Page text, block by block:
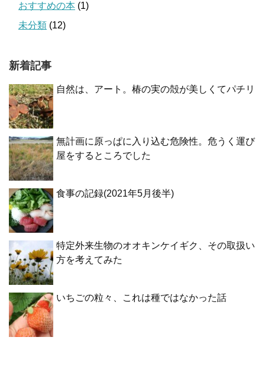
おすすめの本 (1)
未分類 (12)
新着記事
自然は、アート。椿の実の殻が美しくてパチリ
無計画に原っぱに入り込む危険性。危うく運び
屋をするところでした
食事の記録(2021年5月後半)
特定外来生物のオオキンケイギク、その取扱い
方を考えてみた
いちごの粒々、これは種ではなかった話